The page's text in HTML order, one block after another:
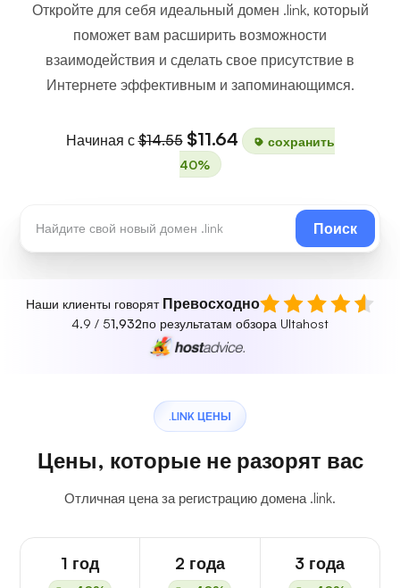
Откройте для себя идеальный домен .link, который
поможет вам расширить возможности
взаимодействия и сделать свое присутствие в
Интернете эффективным и запоминающимся.
Начиная с$14.55 $11.64
сохранить
40%
Поиск
Наши клиенты говорят Превосходно
4.9 / 51,932по результатам обзора Ultahost
.LINK ЦЕНЫ
Цены, которые не разорят вас
Отличная цена за регистрацию домена .link.
1 год 2 года 3 года